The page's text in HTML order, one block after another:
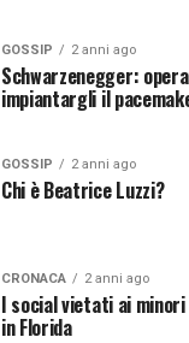
GOSSIP 2 anni ago
Schwarzenegger:
impiantargli il
GOSSIP 2 anni ago
Chi è Beatrice Luzzi?
CRONACA 2 anni ago
I social vietati ai minori
in Florida